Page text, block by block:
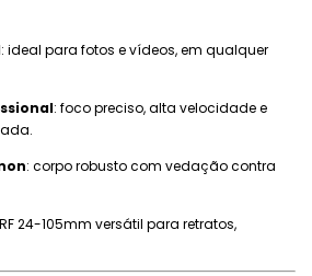
: ideal para fotos e vídeos, em qualquer
: foco preciso, alta velocidade e
: corpo robusto com vedação contra
24-105mm versátil para retratos,